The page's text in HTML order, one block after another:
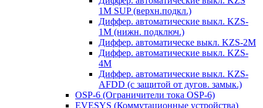
1M SUP (верхн.подкл.)
Диффер. автоматические выкл. KZS-
1M (нижн. подключ.)
Диффер. автоматическе выкл. KZS-2M
Диффер. автоматические выкл. KZS-
4M
Диффер. автоматические выкл. KZS-
AFDD (с защитой от дугов. замык.)
OSP-6 (Ограничители тока OSP-6)
EVESYS (Коммутационные устройства)